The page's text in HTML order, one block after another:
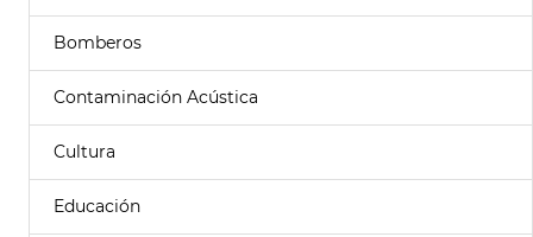
Bomberos
Contaminación Acústica
Cultura
Educación